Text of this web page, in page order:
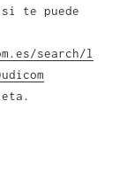
si te puede
search/l